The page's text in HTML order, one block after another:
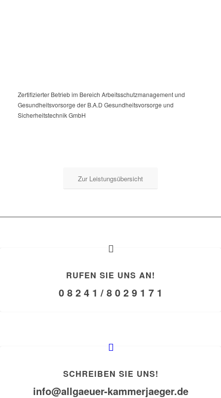
Zertifizierter Betrieb im Bereich Arbeitsschutzmanagement und
Gesundheitsvorsorge der B.A.D Gesundheitsvorsorge und
Sicherheitstechnik GmbH
Zur Leistungsübersicht
RUFEN SIE UNS AN!
0 8 2 4 1 / 8 0 2 9 1 7 1
SCHREIBEN SIE UNS!
info@allgaeuer-kammerjaeger.de